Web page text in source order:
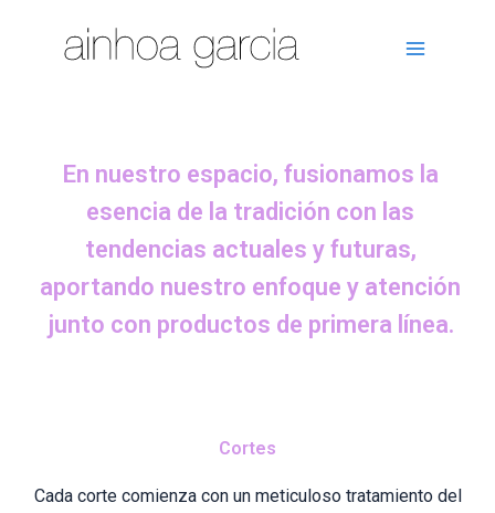
En nuestro espacio, fusionamos la
esencia de la tradición con las
tendencias actuales y futuras,
aportando nuestro enfoque y atención
junto con productos de primera línea.
Cortes
Cada corte comienza con un meticuloso tratamiento del